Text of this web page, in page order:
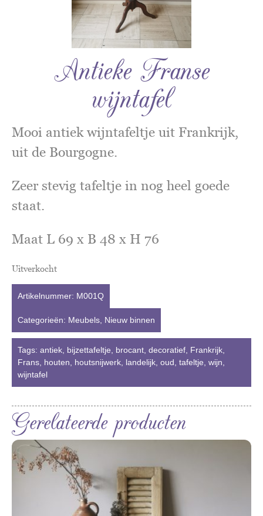
Antieke Franse
wijntafel
Mooi antiek wijntafeltje uit Frankrijk,
uit de Bourgogne.
Zeer stevig tafeltje in nog heel goede
staat.
Maat L 69 x B 48 x H 76
Uitverkocht
Artikelnummer: M001Q
Categorieën: Meubels Nieuw binnen
Tags: antiek bijzettafeltje brocant decoratief Frankrijk
Frans houten houtsnijwerk landelijk oud tafeltje wijn
wijntafel
Gerelateerde producten